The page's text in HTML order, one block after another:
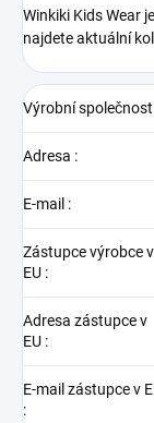
Winkiki Kids Wear
najdete aktuální
Výrobní společnost
Adresa :
E-mail :
Zástupce výrobce v
EU :
Adresa zástupce v
EU :
E-mail zástupce v
: